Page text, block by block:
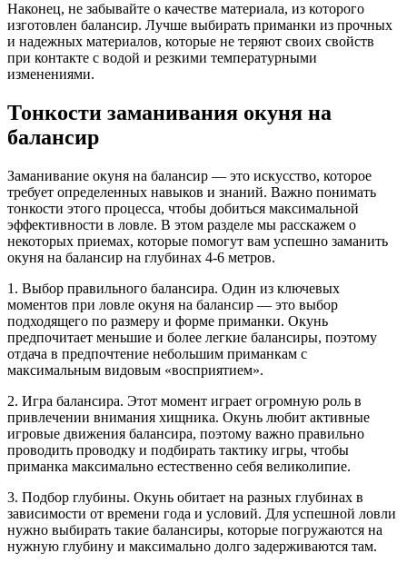
Наконец, не забывайте о качестве материала, из которого
изготовлен балансир. Лучше выбирать приманки из прочных
и надежных материалов, которые не теряют своих свойств
при контакте с водой и резкими температурными
изменениями.
Тонкости заманивания окуня на
балансир
Заманивание окуня на балансир — это искусство, которое
требует определенных навыков и знаний. Важно понимать
тонкости этого процесса, чтобы добиться максимальной
эффективности в ловле. В этом разделе мы расскажем о
некоторых приемах, которые помогут вам успешно заманить
окуня на балансир на глубинах 4-6 метров.
1. Выбор правильного балансира. Один из ключевых
моментов при ловле окуня на балансир — это выбор
подходящего по размеру и форме приманки. Окунь
предпочитает меньшие и более легкие балансиры, поэтому
отдача в предпочтение небольшим приманкам с
максимальным видовым «восприятием».
2. Игра балансира. Этот момент играет огромную роль в
привлечении внимания хищника. Окунь любит активные
игровые движения балансира, поэтому важно правильно
проводить проводку и подбирать тактику игры, чтобы
приманка максимально естественно себя великолипие.
3. Подбор глубины. Окунь обитает на разных глубинах в
зависимости от времени года и условий. Для успешной ловли
нужно выбирать такие балансиры, которые погружаются на
нужную глубину и максимально долго задерживаются там.